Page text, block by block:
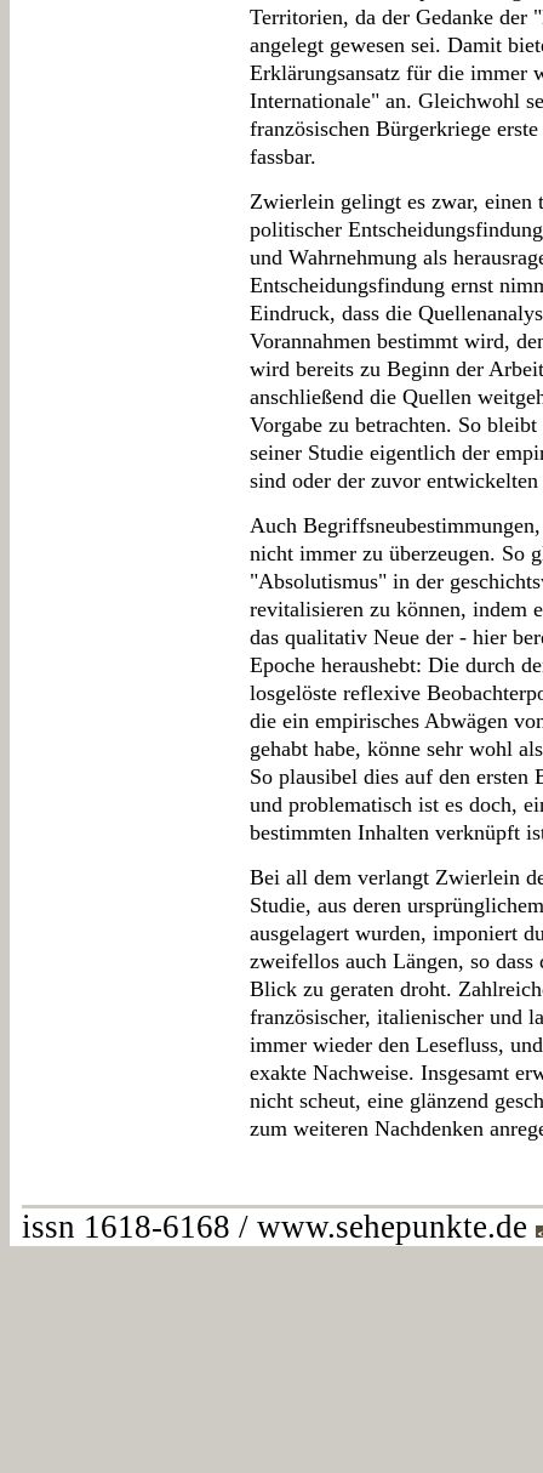
Territorien, da der Gedanke
angelegt gewesen sei. Damit
Erklärungsansatz für die immer
Internationale" an. Gleichwohl
französischen Bürgerkriege
fassbar.
Zwierlein gelingt es zwar, einen
politischer
und Wahrnehmung als
Entscheidungsfindung ernst
Eindruck, dass die
Vorannahmen bestimmt wird,
wird bereits zu Beginn der
anschließend die Quellen
Vorgabe zu betrachten. So
seiner Studie eigentlich der
sind oder der zuvor
Auch
nicht immer zu überzeugen. So
"Absolutismus" in der
revitalisieren zu können, indem
das qualitativ Neue der - hier
Epoche heraushebt: Die durch
losgelöste reflexive
die ein empirisches Abwägen
gehabt habe, könne sehr wohl
So plausibel dies auf den
und problematisch ist es doch,
bestimmten Inhalten verknüpft
Bei all dem verlangt Zwierlein
Studie, aus deren
ausgelagert wurden, imponiert
zweifellos auch Längen, so
Blick zu geraten droht.
französischer, italienischer und
immer wieder den Lesefluss,
exakte Nachweise. Insgesamt
nicht scheut, eine glänzend
zum weiteren Nachdenken
issn 1618-6168 / www.sehepunkte.de